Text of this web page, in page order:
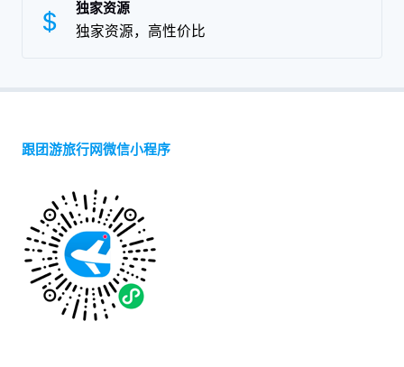
独家资源
独家资源，高性价比
跟团游旅行网微信小程序